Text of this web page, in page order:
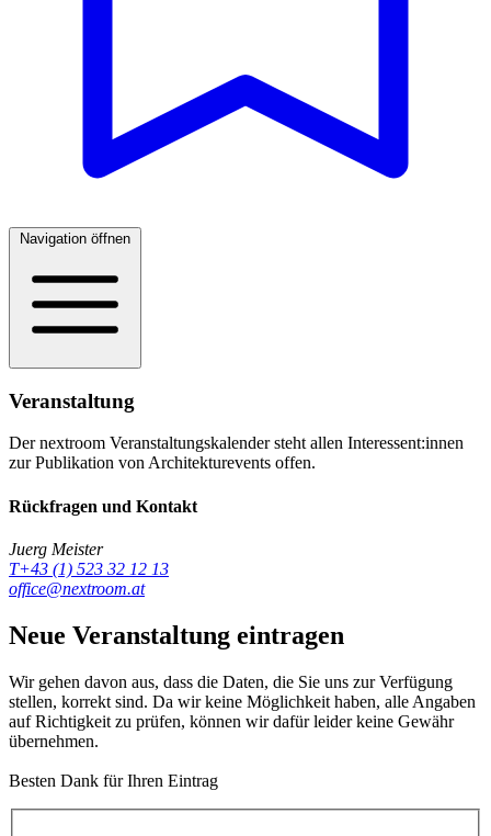
Navigation öffnen
Veranstaltung
Der nextroom Veranstaltungskalender steht allen Interessent:innen
zur Publikation von Architekturevents offen.
Rückfragen und Kontakt
Juerg Meister
T+43 (1) 523 32 12 13
office@nextroom.at
Neue Veranstaltung eintragen
Wir gehen davon aus, dass die Daten, die Sie uns zur Verfügung
stellen, korrekt sind. Da wir keine Möglichkeit haben, alle Angaben
auf Richtigkeit zu prüfen, können wir dafür leider keine Gewähr
übernehmen.
Besten Dank für Ihren Eintrag